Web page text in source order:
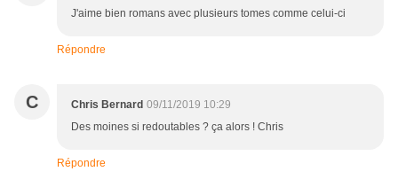
J'aime bien romans avec plusieurs tomes comme celui-ci
Répondre
C Chris Bernard 09/11/2019 10:29
Des moines si redoutables ? ça alors ! Chris
Répondre